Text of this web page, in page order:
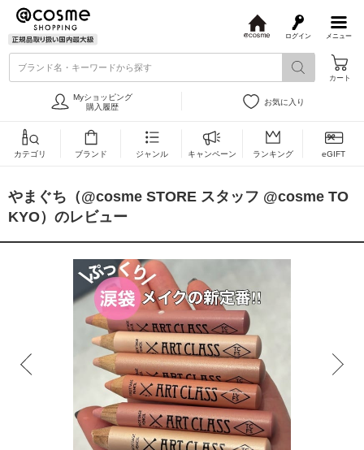
メニュー
ログイン
s
ブランド名・キーワードから探す
カート
Myショッピング
購入履歴
お気に入り
カテゴリ ブランド ジャンル キャンペーン ランキング eGIFT
やまぐち（@cosme STORE スタッフ @cosme TO
KYO）のレビュー